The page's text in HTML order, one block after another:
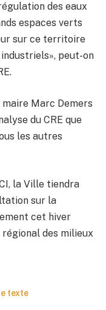
des eaux
espaces verts
sur ce territoire
peut-on
Marc Demers
du CRE que
les autres
la Ville tiendra
sur la
cet hiver
régional des milieux
texte